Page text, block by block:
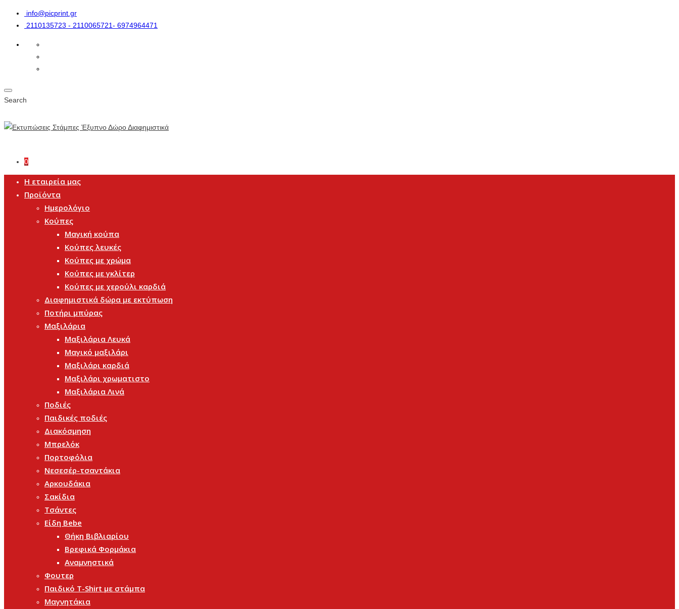
info@picprint.gr
2110135723 - 2110065721- 6974964471
Search
0
Η εταιρεία μας
Προϊόντα
Ημερολόγιο
Κούπες
Μαγική κούπα
Κούπες λευκές
Κούπες με χρώμα
Κούπες με γκλίτερ
Κούπες με χερούλι καρδιά
Διαφημιστικά δώρα με εκτύπωση
Ποτήρι μπύρας
Μαξιλάρια
Μαξιλάρια Λευκά
Μαγικό μαξιλάρι
Μαξιλάρι καρδιά
Μαξιλάρι χρωματιστο
Μαξιλάρια Λινά
Ποδιές
Παιδικές ποδιές
Διακόσμηση
Μπρελόκ
Πορτοφόλια
Νεσεσέρ-τσαντάκια
Αρκουδάκια
Σακίδια
Τσάντες
Είδη Bebe
Θήκη Βιβλιαρίου
Βρεφικά Φορμάκια
Αναμνηστικά
Φουτερ
Παιδικό T-Shirt με στάμπα
Μαγνητάκια